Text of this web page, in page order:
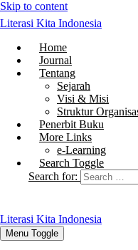
Skip to content
Literasi Kita Indonesia
Home
Journal
Tentang
Sejarah
Visi & Misi
Struktur
Penerbit Buku
More Links
e-Learning
Search Toggle
Search for:
Literasi Kita Indonesia
Menu Toggle